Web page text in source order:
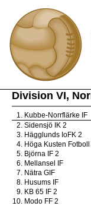
Division VI,
1. Kubbe-Norrflärke IF
2. Sidensjö IK 2
3. Hägglunds IoFK 2
4. Höga Kusten Fotboll
5. Björna IF 2
6. Mellansel IF
7. Nätra GIF
8. Husums IF
9. KB 65 IF 2
10. Modo FF 2